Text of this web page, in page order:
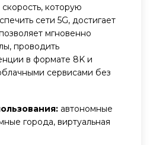
которую
сети 5G, достигает
мгновенно
проводить
в формате 8K и
сервисами без
автономные
города, виртуальная